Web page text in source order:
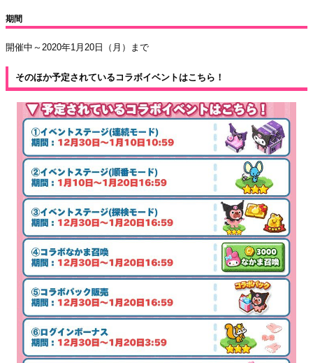
期間
開催中～2020年1月20日（月）まで
そのほか予定されているコラボイベントはこちら！